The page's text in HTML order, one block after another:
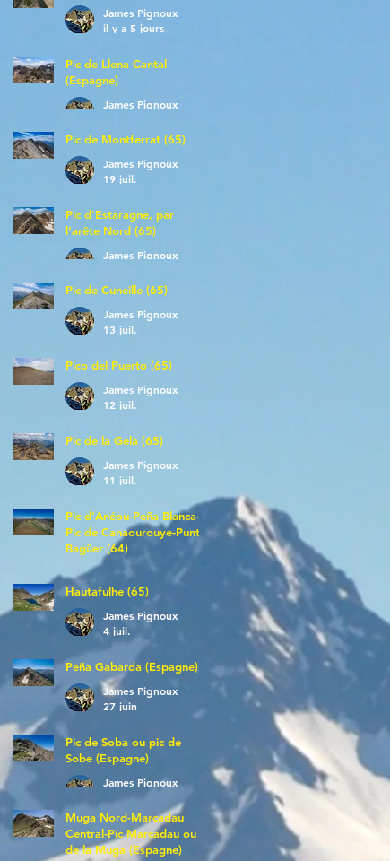
James Pignoux
il y a 5 jours
Pic de Llena Cantal
(Espagne)
James Pignoux
Pic de Montferrat (65)
James Pignoux
19 juil.
Pic d'Estaragne, par
l'arête Nord (65)
James Pignoux
Pic de Cuneille (65)
James Pignoux
13 juil.
Pico del Puerto (65)
James Pignoux
12 juil.
Pic de la Gela (65)
James Pignoux
11 juil.
Pic d'Anéou-Peña Blanca-
Pic de Canaourouye-Punta
Bagüer (64)
James Pignoux
5 juil.
Hautafulhe (65)
James Pignoux
4 juil.
Peña Gabarda (Espagne)
James Pignoux
27 juin
Pic de Soba ou pic de
Sobe (Espagne)
James Pignoux
25 juin
Muga Nord-Marcadau
Central-Pic Marcadau ou
de la Muga (Espagne)